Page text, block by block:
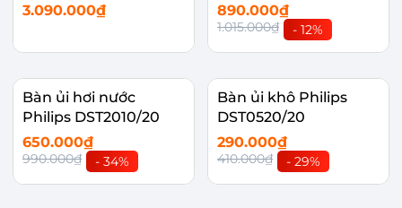
3.090.000₫
890.000₫
1.015.000₫ - 12%
Bàn ủi hơi nước
Philips DST2010/20
650.000₫
990.000₫ - 34%
Bàn ủi khô Philips
DST0520/20
290.000₫
410.000₫ - 29%